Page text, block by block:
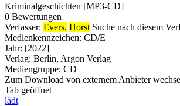
Kriminalgeschichten [MP3-CD]
0 Bewertungen
Verfasser: Evers, Horst Suche nach diesem
Medienkennzeichen: CD/E
Jahr: [2022]
Verlag: Berlin, Argon Verlag
Mediengruppe: CD
Zum Download von externem Anbieter
Tab geöffnet
lädt